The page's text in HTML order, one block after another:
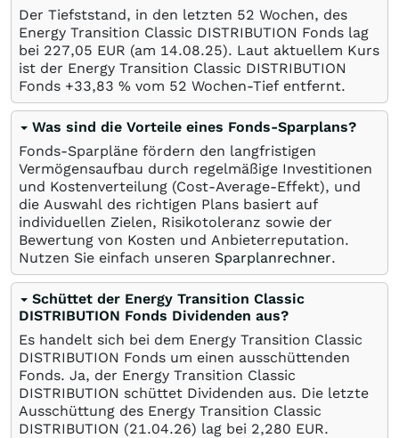
Der Tiefststand, in den letzten 52 Wochen, des
Energy Transition Classic DISTRIBUTION Fonds lag
bei 227,05 EUR (am 14.08.25). Laut aktuellem Kurs
ist der Energy Transition Classic DISTRIBUTION
Fonds +33,83 % vom 52 Wochen-Tief entfernt.
Was sind die Vorteile eines Fonds-Sparplans?
Fonds-Sparpläne fördern den langfristigen
Vermögensaufbau durch regelmäßige Investitionen
und Kostenverteilung (Cost-Average-Effekt), und
die Auswahl des richtigen Plans basiert auf
individuellen Zielen, Risikotoleranz sowie der
Bewertung von Kosten und Anbieterreputation.
Nutzen Sie einfach unseren Sparplanrechner.
Schüttet der Energy Transition Classic
DISTRIBUTION Fonds Dividenden aus?
Es handelt sich bei dem Energy Transition Classic
DISTRIBUTION Fonds um einen ausschüttenden
Fonds. Ja, der Energy Transition Classic
DISTRIBUTION schüttet Dividenden aus. Die letzte
Ausschüttung des Energy Transition Classic
DISTRIBUTION (21.04.26) lag bei 2,280 EUR.